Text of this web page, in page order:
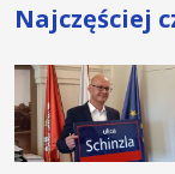
Najczęściej